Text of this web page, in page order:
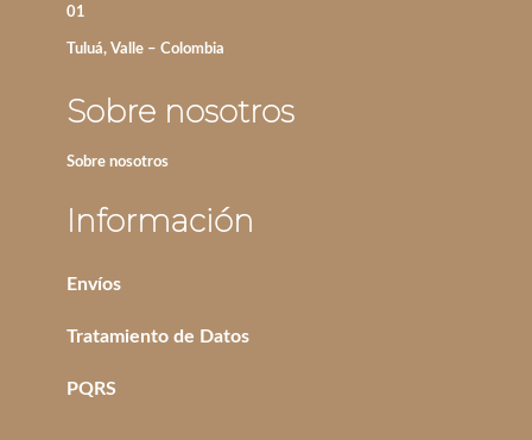
01
Tuluá, Valle – Colombia
Sobre nosotros
Sobre nosotros
Información
Envíos
Tratamiento de Datos
PQRS